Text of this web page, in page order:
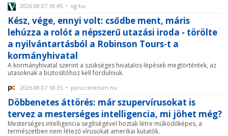
2026.08.07 18:45 • vg.hu
Kész, vége, ennyi volt: csődbe ment, máris
lehúzza a rolót a népszerű utazási iroda - törölte
a nyilvántartásból a Robinson Tours-t a
kormányhivatal
A kormányhivatal szerint a szükséges hivatalos lépések megtörténtek, az
utasoknak a biztosítóhoz kell fordulniuk.
2026.08.07 18:35 • penzcentrum.hu
Döbbenetes áttörés: már szupervírusokat is
tervez a mesterséges intelligencia, mi jöhet még?
Mesterséges intelligencia segítségével hoztak létre működőképes, a
természetben nem létező vírusokat amerikai kutatók.